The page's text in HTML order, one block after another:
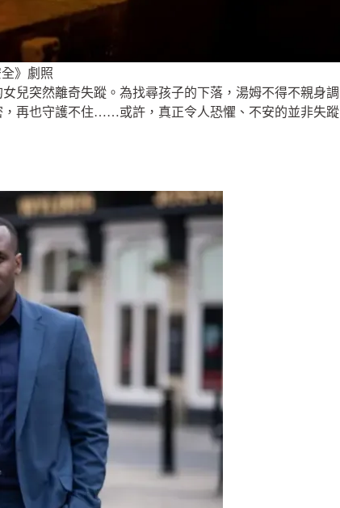
》劇照
兒突然離奇失蹤。為找尋孩子的下落，湯姆不得不親身調
再也守護不住……或許，真正令人恐懼、不安的並非失蹤